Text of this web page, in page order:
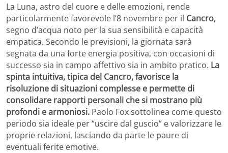
La Luna, astro del cuore e delle emozioni, rende
particolarmente favorevole l’8 novembre per il Cancro,
segno d’acqua noto per la sua sensibilità e capacità
empatica. Secondo le previsioni, la giornata sarà
segnata da una forte energia positiva, con occasioni di
successo sia in campo affettivo sia in ambito pratico. La
spinta intuitiva, tipica del Cancro, favorisce la
risoluzione di situazioni complesse e permette di
consolidare rapporti personali che si mostrano più
profondi e armoniosi. Paolo Fox sottolinea come questo
periodo sia ideale per “uscire dal guscio” e valorizzare le
proprie relazioni, lasciando da parte le paure di
eventuali ferite emotive.